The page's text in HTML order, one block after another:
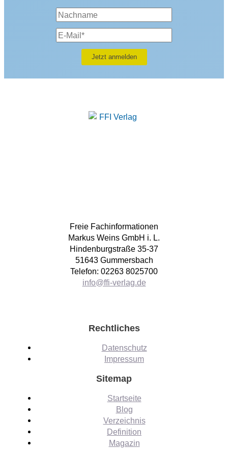
Freie Fachinformationen
Markus Weins GmbH i. L.
Hindenburgstraße 35-37
51643 Gummersbach
Telefon: 02263 8025700
info@ffi-verlag.de
Rechtliches
Datenschutz
Impressum
Sitemap
Startseite
Blog
Verzeichnis
Definition
Magazin